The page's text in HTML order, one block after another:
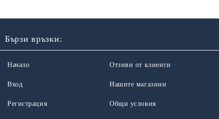
Бързи връзки:
Начало
Вход
Регистрация
Отзиви от клиенти
Нашите магазини
Общи условия